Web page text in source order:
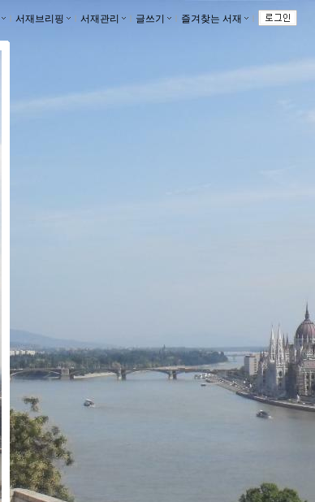
서재브리핑 서재관리 글쓰기 즐겨찾는 서재